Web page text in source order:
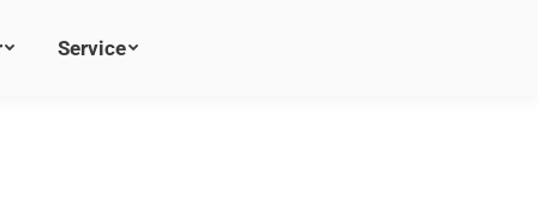
Service
Service